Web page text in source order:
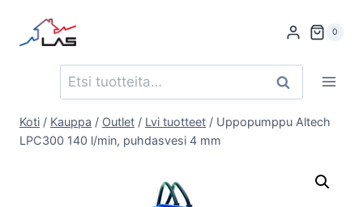
sisältöön
0
Etsi: Haku
Koti / Kauppa / Outlet / Lvi tuotteet / Uppopumppu Altech
LPC300 140 l/min, puhdasvesi 4 mm